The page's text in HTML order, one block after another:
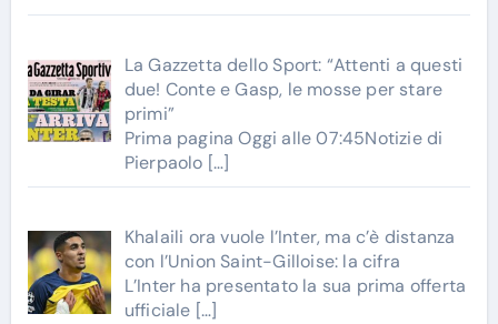
La Gazzetta dello Sport: “Attenti a questi
due! Conte e Gasp, le mosse per stare
primi”
Prima pagina Oggi alle 07:45Notizie di
Pierpaolo […]
Khalaili ora vuole l’Inter, ma c’è distanza
con l’Union Saint-Gilloise: la cifra
L’Inter ha presentato la sua prima offerta
ufficiale […]